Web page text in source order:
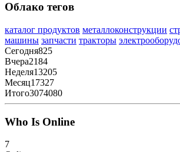
Облако тегов
каталог продуктов металлоконструкции
машины запчасти тракторы
Сегодня825
Вчера2184
Неделя13205
Месяц17327
Итого3074080
Who Is Online
7